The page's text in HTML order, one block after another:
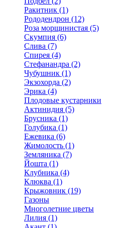
Ракитник (1)
Рододендрон (12)
Роза морщинистая (5)
Скумпия (6)
Слива (7)
Спирея (4)
Стефанандра (2)
Чубушник (1)
Экзохорда (2)
Эрика (4)
Плодовые кустарники
Актинидия (5)
Брусника (1)
Голубика (1)
Ежевика (6)
Жимолость (1)
Земляника (7)
Йошта (1)
Клубника (4)
Клюква (1)
Крыжовник (19)
Газоны
Многолетние цветы
Лилия (1)